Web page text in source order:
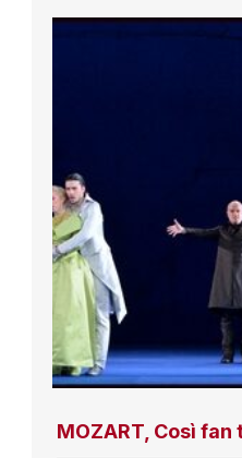
MOZART, Così